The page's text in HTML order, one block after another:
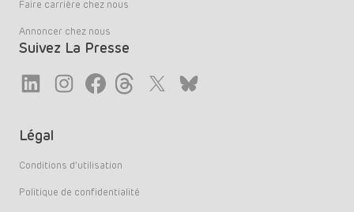
Faire carrière chez nous
Annoncer chez nous
Suivez La Presse
LinkedIn
Link Link Link Twitter Link
Légal
Conditions d’utilisation
Politique de confidentialité